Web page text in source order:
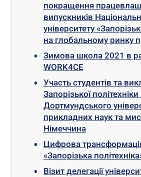
покращення
випускників
університету
на глобальному ринку
Зимова школа 2021 в
WORK4CЕ
Участь студентів та
Запорізької
Дортмундського
прикладних наук та
Німеччина
Цифрова
«Запорізька
Візит делегації